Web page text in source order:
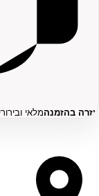
עזרה בהזמנהמלאי